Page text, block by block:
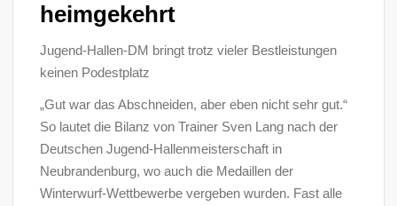
heimgekehrt
Jugend-Hallen-DM bringt trotz vieler Bestleistungen
keinen Podestplatz
„Gut war das Abschneiden, aber eben nicht sehr gut.“
So lautet die Bilanz von Trainer Sven Lang nach der
Deutschen Jugend-Hallenmeisterschaft in
Neubrandenburg, wo auch die Medaillen der
Winterwurf-Wettbewerbe vergeben wurden. Fast alle